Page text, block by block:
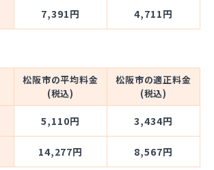
7,391円 4,711円
松阪市の平均料金
(税込)
松阪市の適正料金
(税込)
5,110円 3,434円
14,277円 8,567円